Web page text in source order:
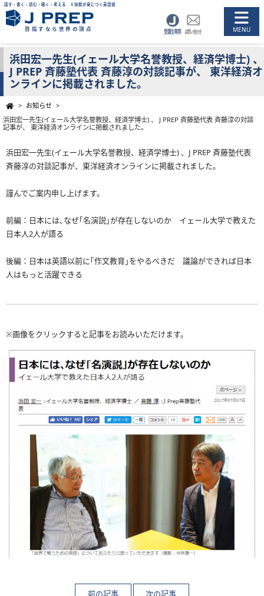
話す・書く・読む・聴く・考える ５技能が身につく英語塾
目指すなら世界の頂点
浜田宏一先生(イェール大学名誉教授、経済学博士) 、
J PREP 斉藤塾代表 斉藤淳の対談記事が、 東洋経済オ
ンラインに掲載されました。
> お知らせ >
浜田宏一先生(イェール大学名誉教授、経済学博士) 、 J PREP 斉藤塾代表 斉藤淳の対談
記事が、 東洋経済オンラインに掲載されました。
浜田宏一先生(イェール大学名誉教授、経済学博士) 、J PREP 斉藤塾代表
斉藤淳の対談記事が、東洋経済オンラインに掲載されました。
謹んでご案内申し上げます。
前編：日本には､なぜ｢名演説｣が存在しないのか イェール大学で教えた
日本人2人が語る
後編：日本は英語以前に｢作文教育｣をやるべきだ 議論ができれば日本
人はもっと活躍できる
※画像をクリックすると記事をお読みいただけます。